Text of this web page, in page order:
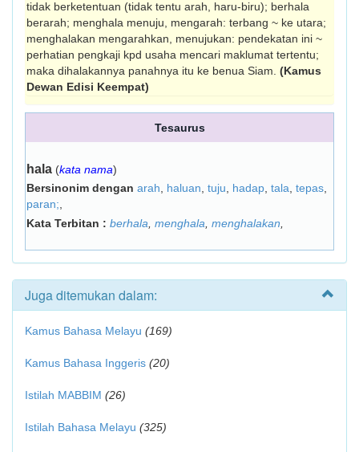
tidak berketentuan (tidak tentu arah, haru-biru); berhala
berarah; menghala menuju, mengarah: terbang ~ ke utara;
menghalakan mengarahkan, menujukan: pendekatan ini ~
perhatian pengkaji kpd usaha mencari maklumat tertentu;
maka dihalakannya panahnya itu ke benua Siam. (Kamus
Dewan Edisi Keempat)
Tesaurus
hala (kata nama)
Bersinonim dengan arah haluan tuju hadap tala tepas
paran;
Kata Terbitan : berhala menghala menghalakan
Juga ditemukan dalam:
Kamus Bahasa Melayu (169)
Kamus Bahasa Inggeris (20)
Istilah MABBIM (26)
Istilah Bahasa Melayu (325)